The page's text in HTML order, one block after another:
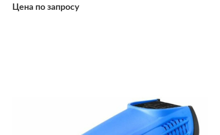
Цена по запросу